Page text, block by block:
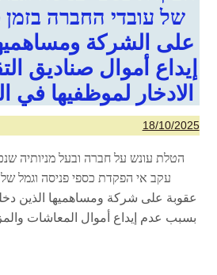
של עובדי החברה
على الشركة
إيداع أموال صناديق
الادخار لموظفيها في
18/10/2025
הטלת עונש על חברה ובעל מניותיה
עקב אי הפקדת כספי פניסה וגמל
عقوبة على شركة ومساهميها الذين
بسبب عدم إيداع أموال المعاشات